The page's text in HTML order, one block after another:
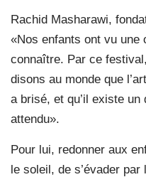
Rachid Masharawi,
«Nos enfants ont vu une
connaître. Par ce
disons au monde que
a brisé, et qu’il existe un
attendu».
Pour lui, redonner aux
le soleil, de s’évader par